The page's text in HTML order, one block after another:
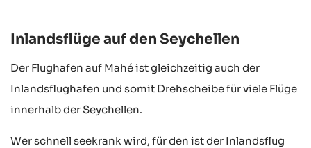
Inlandsflüge auf den Seychellen
Der Flughafen auf Mahé ist gleichzeitig auch der
Inlandsflughafen und somit Drehscheibe für viele Flüge
innerhalb der Seychellen.
Wer schnell seekrank wird, für den ist der Inlandsflug